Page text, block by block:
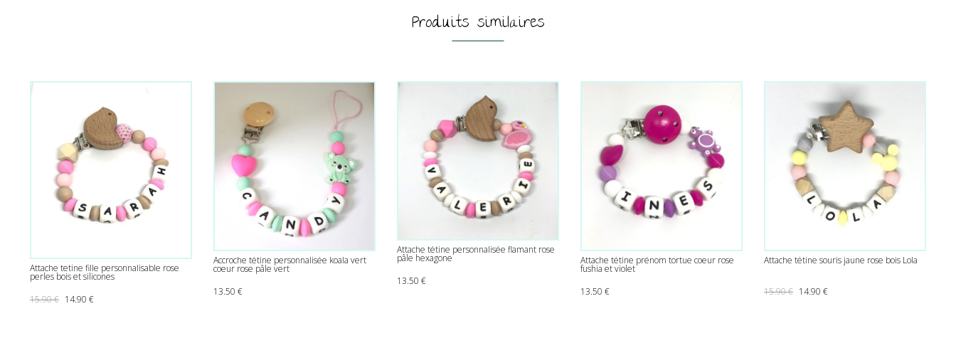
Produits similaires
Attache tetine fille personnalisable rose
perles bois et silicones
15.90€ Le prix initial était : 15.90 €.
14.90 €Le prix actuel est : 14.90 €.
Accroche tétine personnalisée koala vert
coeur rose pâle vert
13.50 €
Attache tétine personnalisée flamant rose
pâle hexagone
13.50 €
Attache tétine prénom tortue coeur rose
fushia et violet
13.50 €
Attache tétine souris jaune rose bois Lola
15.90€ Le prix initial était : 15.90 €.
14.90 €Le prix actuel est : 14.90 €.